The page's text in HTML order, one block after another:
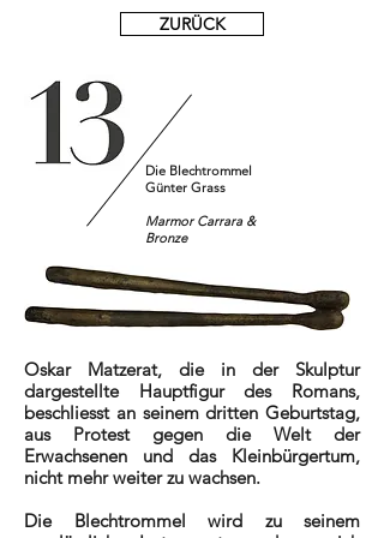
ZURÜCK
Die Blechtrommel
Günter Grass
Marmor Carrara &
Bronze
Oskar Matzerat, die in der Skulptur
dargestellte Hauptfigur des Romans,
beschliesst an seinem dritten Geburtstag,
aus Protest gegen die Welt der
Erwachsenen und das Kleinbürgertum,
nicht mehr weiter zu wachsen.
Die Blechtrommel wird zu seinem